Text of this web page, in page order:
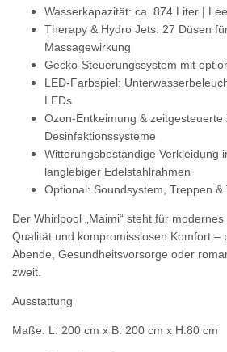
Wasserkapazität: ca. 874 Liter |
Therapy & Hydro Jets: 27 Düsen
Massagewirkung
Gecko-Steuerungssystem mit
LED-Farbspiel:
LEDs
Ozon-Entkeimung & zeitgesteuerte
Desinfektionssysteme
Witterungsbeständige Verkleidung
langlebiger Edelstahlrahmen
Optional: Soundsystem, Treppen &
Der Whirlpool „Maimi“ steht für
Qualität und kompromisslosen Komfort –
Abende, Gesundheitsvorsorge oder
zweit.
Ausstattung
Maße: L: 200 cm x B: 200 cm x H:80 cm